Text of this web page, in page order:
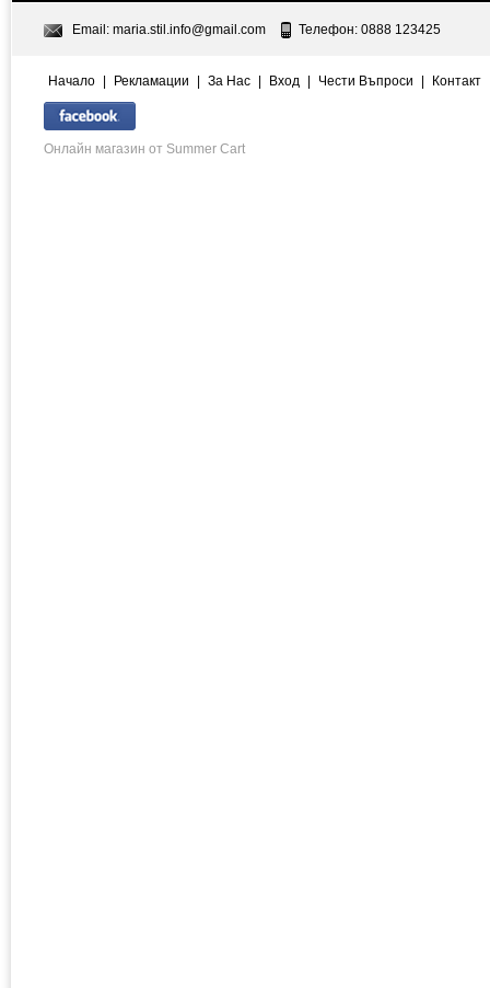
Email: maria.stil.info@gmail.com Телефон: 0888 123425
Начало | Рекламации | За Нас | Вход | Чести Въпроси | Контакт
Онлайн магазин от Summer Cart